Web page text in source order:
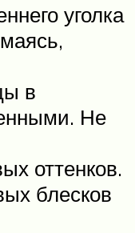
уголка
в
Не
оттенков.
блесков